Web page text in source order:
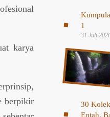
karya
berpikir
1
31 Juli
30
Entah,